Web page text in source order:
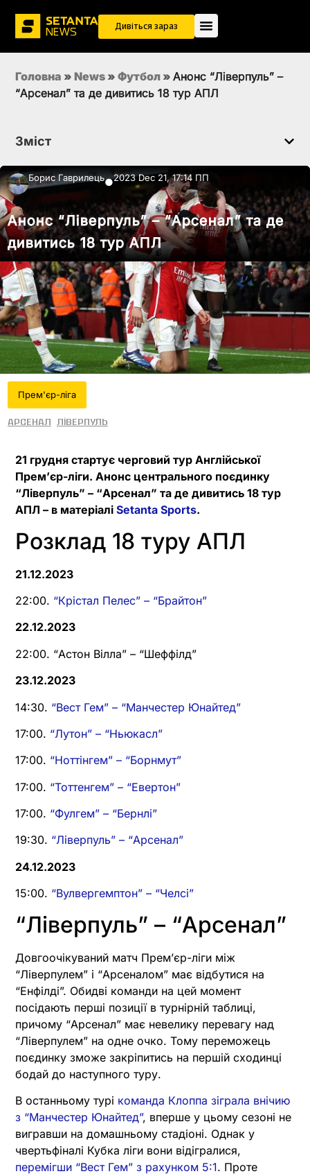
Дивіться зараз
Головна » News » Футбол » Анонс “Ліверпуль” –
“Арсенал” та де дивитись 18 тур АПЛ
Зміст
Борис Гаврилець●2023 Dec 21, 17:14 ПП
Анонс “Ліверпуль” – “Арсенал” та де
дивитись 18 тур АПЛ
Прем'єр-ліга
Арсенал Ліверпуль
21 грудня стартує черговий тур Англійської
Прем’єр-ліги. Анонс центрального поєдинку
“Ліверпуль” – “Арсенал” та де дивитись 18 тур
АПЛ – в матеріалі Setanta Sports.
Розклад 18 туру АПЛ
21.12.2023
22:00. “Крістал Пелес” – “Брайтон”
22.12.2023
22:00. “Астон Вілла” – “Шеффілд”
23.12.2023
14:30. “Вест Гем” – “Манчестер Юнайтед”
17:00. “Лутон” – “Ньюкасл”
17:00. “Ноттінгем” – “Борнмут”
17:00. “Тоттенгем” – “Евертон”
17:00. “Фулгем” – “Бернлі”
19:30. “Ліверпуль” – “Арсенал”
24.12.2023
15:00. “Вулвергемптон” – “Челсі”
“Ліверпуль” – “Арсенал”
Довгоочікуваний матч Прем’єр-ліги між
“Ліверпулем” і “Арсеналом” має відбутися на
“Енфілді”. Обидві команди на цей момент
посідають перші позиції в турнірній таблиці,
причому “Арсенал” має невелику перевагу над
“Ліверпулем” на одне очко. Тому переможець
поєдинку зможе закріпитись на першій сходинці
бодай до наступного туру.
В останньому турі команда Клоппа зіграла внічию
з “Манчестер Юнайтед”, вперше у цьому сезоні не
вигравши на домашньому стадіоні. Однак у
чвертьфіналі Кубка ліги вони відігралися,
перемігши “Вест Гем” з рахунком 5:1. Проте